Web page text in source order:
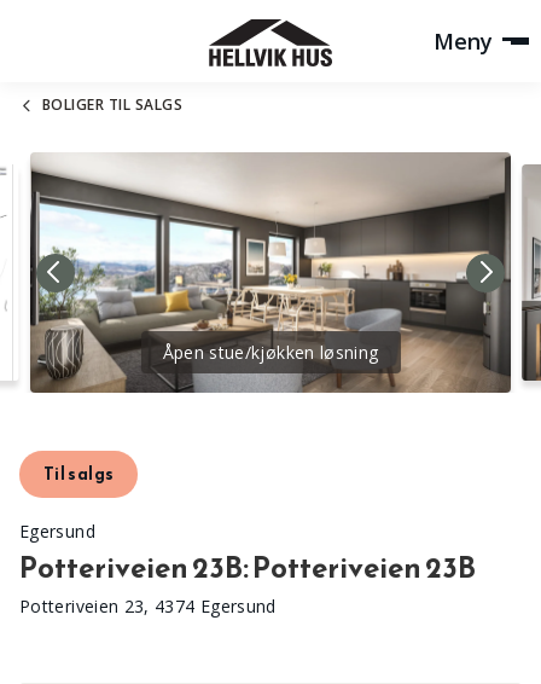
Meny
BOLIGER TIL SALGS
Åpen stue/kjøkken løsning
Til salgs
Egersund
Potteriveien 23B: Potteriveien 23B
Potteriveien 23, 4374 Egersund